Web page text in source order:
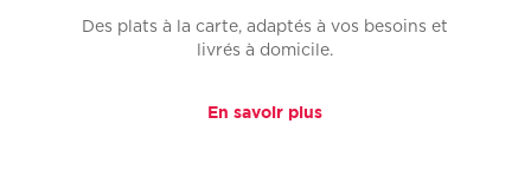
Des plats à la carte, adaptés à vos besoins et
livrés à domicile.
En savoir plus